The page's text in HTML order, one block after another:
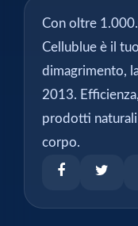
Con oltre
Cellublue è il
dimagrimento,
2013.
prodotti naturali
corpo.